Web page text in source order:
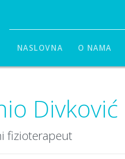
NASLOVNA O NAMA
Divković
fizioterapeut